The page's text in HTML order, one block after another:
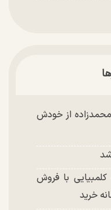
از خودش
کلمبیا؛ زن ۶۷ ساله کلمبیایی با فروش
خرید